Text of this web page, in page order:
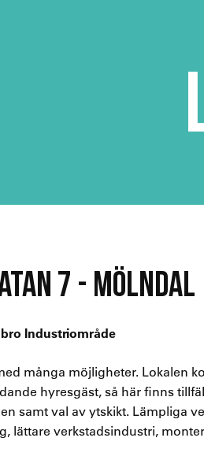
7 - MÖLNDAL
Industriområde
många möjligheter. Lokalen
hyresgäst, så här finns
samt val av ytskikt. Lämpliga
lättare verkstadsindustri,